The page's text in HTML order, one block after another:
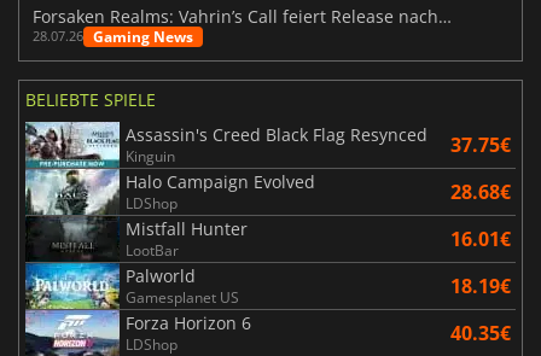
Forsaken Realms: Vahrin’s Call feiert Release nach 10 Jahren
28.07.26 Gaming News
BELIEBTE SPIELE
Assassin's Creed Black Flag Resynced
Kinguin 37.75€
Halo Campaign Evolved
LDShop 28.68€
Mistfall Hunter
LootBar 16.01€
Palworld
Gamesplanet US 18.19€
Forza Horizon 6
LDShop 40.35€